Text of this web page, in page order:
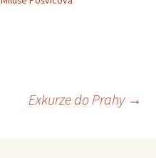
Exkurze do Prahy →